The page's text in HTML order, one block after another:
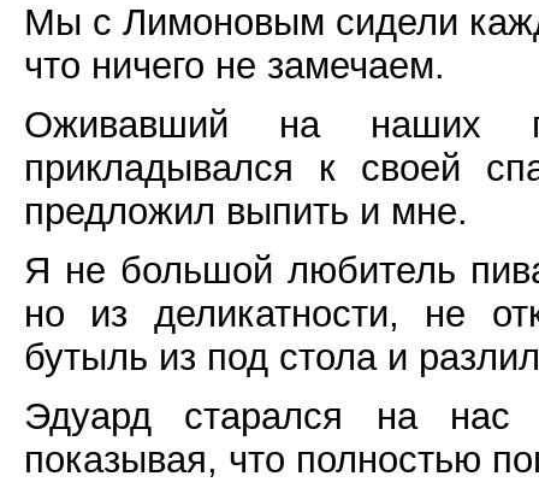
Мы с Лимоновым сидели
что ничего не замечаем.
Оживавший на наших
прикладывался к своей
предложил выпить и мне.
Я не большой любитель
но из деликатности, не
бутыль из под стола и
Эдуард старался на
показывая, что полностью